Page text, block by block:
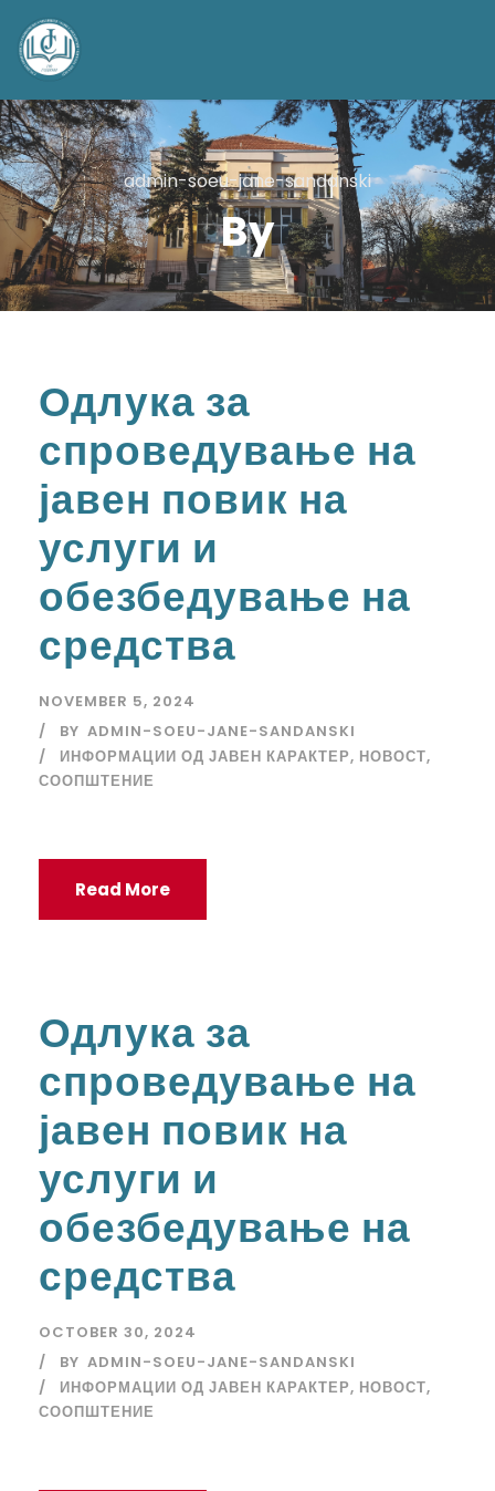
admin-soeu-jane-sandanski
By
Одлука за
спроведување на
јавен повик на
услуги и
обезбедување на
средства
NOVEMBER 5, 2024
BY ADMIN-SOEU-JANE-SANDANSKI
ИНФОРМАЦИИ ОД ЈАВЕН КАРАКТЕР, НОВОСТ,
СООПШТЕНИЕ
Read More
Одлука за
спроведување на
јавен повик на
услуги и
обезбедување на
средства
OCTOBER 30, 2024
BY ADMIN-SOEU-JANE-SANDANSKI
ИНФОРМАЦИИ ОД ЈАВЕН КАРАКТЕР, НОВОСТ,
СООПШТЕНИЕ